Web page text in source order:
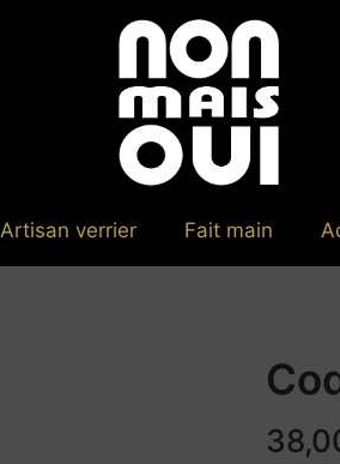
Artisan verrier Fait main